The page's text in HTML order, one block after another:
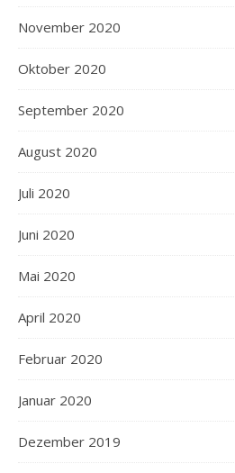
November 2020
Oktober 2020
September 2020
August 2020
Juli 2020
Juni 2020
Mai 2020
April 2020
Februar 2020
Januar 2020
Dezember 2019